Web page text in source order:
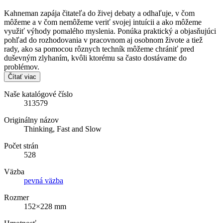
Kahneman zapája čitateľa do živej debaty a odhaľuje, v čom
môžeme a v čom nemôžeme veriť svojej intuícii a ako môžeme
využiť výhody pomalého myslenia. Ponúka praktický a objasňujúci
pohľad do rozhodovania v pracovnom aj osobnom živote a tiež
rady, ako sa pomocou rôznych techník môžeme chrániť pred
duševným zlyhaním, kvôli ktorému sa často dostávame do
problémov.
Čítať viac
Naše katalógové číslo
313579
Originálny názov
Thinking, Fast and Slow
Počet strán
528
Väzba
pevná väzba
Rozmer
152×228 mm